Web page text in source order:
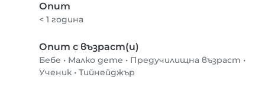
Опит
< 1 година
Опит с възраст(и)
Бебе • Малко дете • Предучилищна възраст •
Ученик • Тийнейджър